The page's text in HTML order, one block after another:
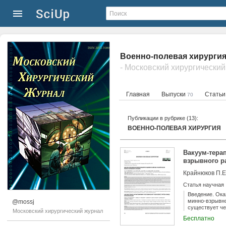
@mossj
Московский хирургический журнал
Военно-полевая
- Московский
Главная Выпуски 70
Публикации в рубрике (13):
ВОЕННО-ПОЛЕВАЯ ХИРУРГИЯ
Вакуум-
взрывного
Крайнюков
Статья научная
Введение.
минно-
существует
обширным
Бесплатно